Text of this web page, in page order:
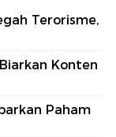
Terorisme,
Konten
Paham